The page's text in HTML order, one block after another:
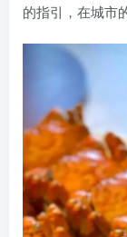
的指引，在城市